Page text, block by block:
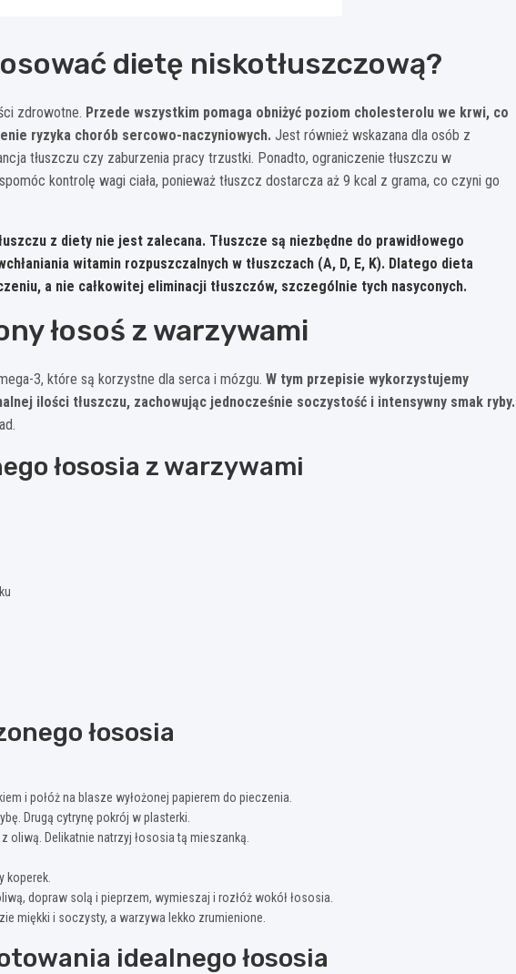
dietę niskotłuszczową?
zdrowotne. Przede wszystkim pomaga obniżyć poziom cholesterolu we krwi, co
ryzyka chorób sercowo-naczyniowych. Jest również wskazana dla osób z
tłuszczu czy zaburzenia pracy trzustki. Ponadto, ograniczenie tłuszczu w
kontrolę wagi ciała, ponieważ tłuszcz dostarcza aż 9 kcal z grama, co czyni go
z diety nie jest zalecana. Tłuszcze są niezbędne do prawidłowego
witamin rozpuszczalnych w tłuszczach (A, D, E, K). Dlatego dieta
a nie całkowitej eliminacji tłuszczów, szczególnie tych nasyconych.
łosoś z warzywami
3, które są korzystne dla serca i mózgu. W tym przepisie wykorzystujemy
ilości tłuszczu, zachowując jednocześnie soczystość i intensywny smak ryby.
łososia z warzywami
łososia
i połóż na blasze wyłożonej papierem do pieczenia.
Drugą cytrynę pokrój w plasterki.
oliwą. Delikatnie natrzyj łososia tą mieszanką.
koperek.
dopraw solą i pieprzem, wymieszaj i rozłóż wokół łososia.
miękki i soczysty, a warzywa lekko zrumienione.
idealnego łososia